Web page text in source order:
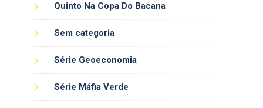
Quinto Na Copa Do Bacana
Sem categoria
Série Geoeconomia
Série Máfia Verde